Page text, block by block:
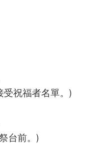
受祝福者名單。)
台前。)